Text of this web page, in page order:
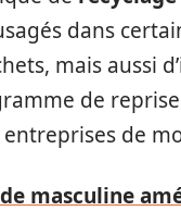
dans
mais aussi
de
de
masculine